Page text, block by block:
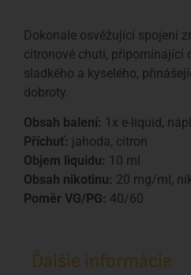
Dokonale osvěžující spojení
citronové chuti, připomínající
sladkého a kyselého,
dobroty.
Obsah balení: 1x e-liquid,
Příchuť: jahoda, citron
Objem liquidu: 10 ml
Obsah nikotinu: 20 mg/ml,
Poměr VG/PG: 40/60
Ďalšie informácie